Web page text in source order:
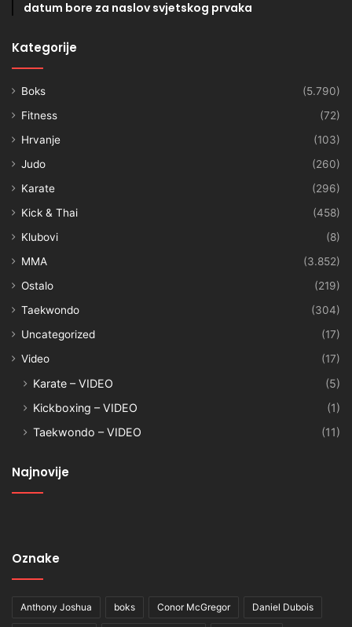
datum bore za naslov svjetskog prvaka
Kategorije
Boks
(5.790)
Fitness
(72)
Hrvanje
(103)
Judo
(260)
Karate
(296)
Kick & Thai
(458)
Klubovi
(8)
MMA
(3.852)
Ostalo
(219)
Taekwondo
(304)
Uncategorized
(17)
Video
(17)
Karate – VIDEO
(5)
Kickboxing – VIDEO
(1)
Taekwondo – VIDEO
(11)
Najnovije
Oznake
Anthony Joshua boks Conor McGregor Daniel Dubois